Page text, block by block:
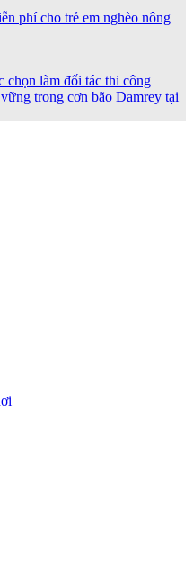
phí cho trẻ em nghèo nông
chọn làm đối tác thi công
trong cơn bão Damrey tại